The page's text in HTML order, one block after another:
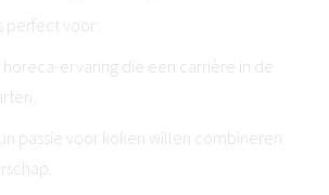
perfect voor:
horeca-ervaring die een carrière in de
passie voor koken willen combineren